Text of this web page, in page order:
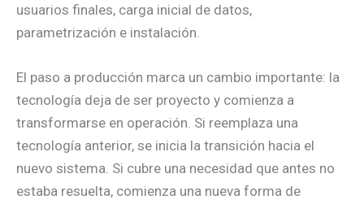
usuarios finales, carga inicial de datos,
parametrización e instalación.
El paso a producción marca un cambio importante: la
tecnología deja de ser proyecto y comienza a
transformarse en operación. Si reemplaza una
tecnología anterior, se inicia la transición hacia el
nuevo sistema. Si cubre una necesidad que antes no
estaba resuelta, comienza una nueva forma de